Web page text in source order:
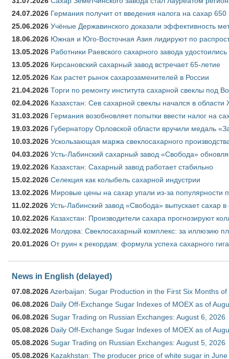
24.07.2026 Германия получит от введения налога на сахар
25.06.2026 Учёные Державинского доказали эффективность
18.06.2026 Южная и Юго-Восточная Азия лидируют по
13.05.2026 Работники Раевского сахарного завода удостоились
13.05.2026 Кирсановский сахарный завод встречает 65-летие
12.05.2026 Как растет рынок сахарозаменителей в России
21.04.2026 Торги по ремонту института сахарной свеклы под
02.04.2026 Казахстан: Сев сахарной свеклы начался в области
31.03.2026 Германия возобновляет попытки ввести налог на
19.03.2026 Губернатору Орловской области вручили медаль
10.03.2026 Ускользающая маржа свеклосахарного
04.03.2026 Усть-Лабинский сахарный завод «Свобода»
19.02.2026 Казахстан: Сахарный завод работает стабильно
15.02.2026 Селекция как колыбель сахарной индустрии
13.02.2026 Мировые цены на сахар упали из-за популярности
11.02.2026 Усть-Лабинский завод «Свобода» выпускает сахар в
10.02.2026 Казахстан: Производители сахара прогнозируют
03.02.2026 Молдова: Свеклосахарный комплекс: за иллюзию
20.01.2026 От руин к рекордам: формула успеха сахарного
News in English (delayed)
07.08.2026Azerbaijan: Sugar Production in the First Six Months of
06.08.2026 Daily Off-Exchange Sugar Indexes of MOEX as of
06.08.2026 Sugar Trading on Russian Exchanges: August 6, 2026
05.08.2026 Daily Off-Exchange Sugar Indexes of MOEX as of
05.08.2026 Sugar Trading on Russian Exchanges: August 5, 2026
05.08.2026 Kazakhstan: The producer price of white sugar in